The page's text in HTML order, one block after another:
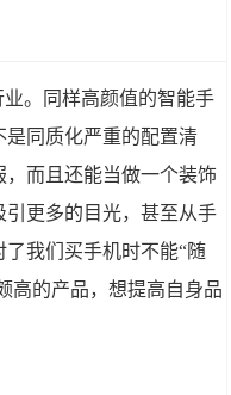
。同样高颜值的智能手
同质化严重的配置清
而且还能当做一个装饰
更多的目光，甚至从手
我们买手机时不能“随
高的产品，想提高自身品